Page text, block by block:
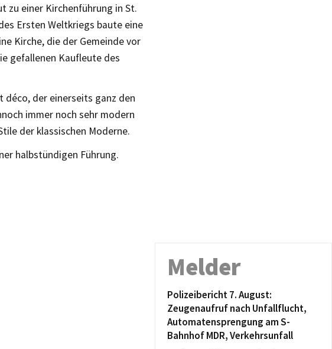
zu einer Kirchenführung in St.
Ersten Weltkriegs baute eine
Kirche, die der Gemeinde vor
gefallenen Kaufleute des
déco, der einerseits ganz den
immer noch sehr modern
der klassischen Moderne.
halbstündigen Führung.
Melder
Polizeibericht 7. August:
Zeugenaufruf nach Unfallflucht,
Automatensprengung am S-
Bahnhof MDR, Verkehrsunfall